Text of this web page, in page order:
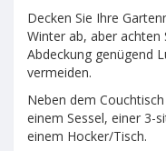
Decken Sie Ihre
Winter ab, aber achten
Abdeckung genügend
vermeiden.
Neben dem
einem Sessel, einer 3-
einem Hocker/Tisch.